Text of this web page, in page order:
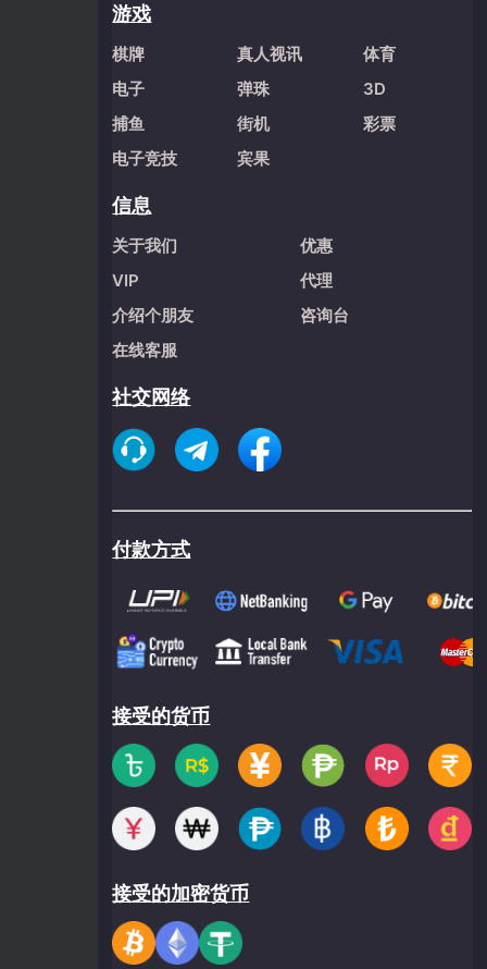
游戏
棋牌 真人视讯
体育
电子
弹珠
3D
捕鱼
街机
彩票
电子竞技
宾果
信息
关于我们
优惠
VIP
代理
介绍个朋友
咨询台
在线客服
社交网络
付款方式
接受的货币
接受的加密货币